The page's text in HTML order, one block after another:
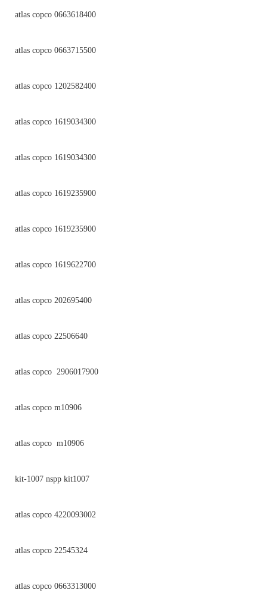
atlas copco 0663618400
atlas copco 0663715500
atlas copco 1202582400
atlas copco 1619034300
atlas copco 1619034300
atlas copco 1619235900
atlas copco 1619235900
atlas copco 1619622700
atlas copco 202695400
atlas copco 22506640
atlas copco 2906017900
atlas copco m10906
atlas copco m10906
kit-1007 nspp kit1007
atlas copco 4220093002
atlas copco 22545324
atlas copco 0663313000